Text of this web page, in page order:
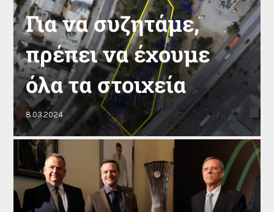
Για να συζητάμε,
πρέπει να έχουμε
όλα τα στοιχεία
8.03.2024